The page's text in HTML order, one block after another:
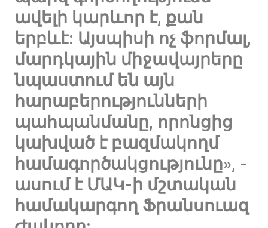
ավելի կարևոր է, քան
երբևէ: Այսպիսի ոչ ֆորմալ,
մարդկային միջավայրերը
նպաստում են այն
հարաբերությունների
պահպանմանը, որոնցից
կախված է բազմակողմ
համագործակցությունը», -
ասում է ՄԱԿ-ի մշտական ​​
համակարգող Ֆրանսուազ